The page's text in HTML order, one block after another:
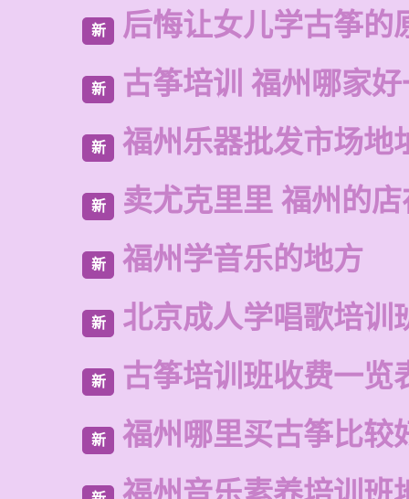
新 后悔让女儿学古筝的
新 古筝培训 福州哪家
新 福州乐器批发市场地
新 卖尤克里里 福州的
新 福州学音乐的地方
新 北京成人学唱歌培训
新 古筝培训班收费一览
新 福州哪里买古筝比较